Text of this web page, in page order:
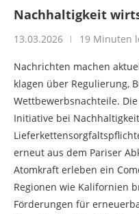
Nachhaltigkeit
13.03.2026 19 Minuten
Nachrichten machen
klagen über Regulierung,
Wettbewerbsnachteile.
Initiative bei
erneut aus dem Pariser
Atomkraft erleben ein
Regionen wie Kalifornien
Förderungen für